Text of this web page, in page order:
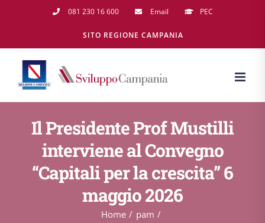
081 230 16 600 Email PEC
SITO REGIONE CAMPANIA
Il Presidente Prof Mustilli
interviene al Convegno
“Capitali per la crescita” 6
maggio 2026
Home
pam